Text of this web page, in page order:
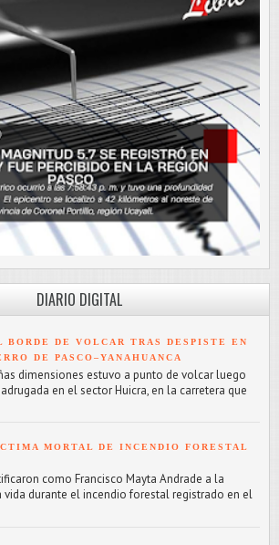
DIARIO DIGITAL
BORDE DE VOLCAR TRAS DESPISTE EN
DE PASCO–YANAHUANCA
dimensiones estuvo a punto de volcar luego
en el sector Huicra, en la carretera que
MORTAL DE INCENDIO FORESTAL
como Francisco Mayta Andrade a la
vida durante el incendio forestal registrado en el